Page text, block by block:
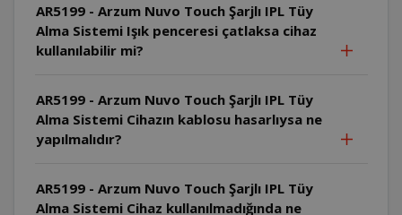
AR5199 - Arzum Nuvo Touch Şarjlı IPL Tüy
Alma Sistemi Işık penceresi çatlaksa cihaz
kullanılabilir mi?
AR5199 - Arzum Nuvo Touch Şarjlı IPL Tüy
Alma Sistemi Cihazın kablosu hasarlıysa ne
yapılmalıdır?
AR5199 - Arzum Nuvo Touch Şarjlı IPL Tüy
Alma Sistemi Cihaz kullanılmadığında ne